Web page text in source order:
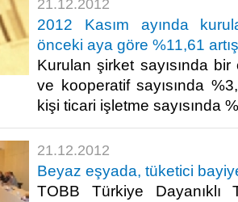
21.12.2012
2012 Kasım ayında
önceki aya göre %11,61
Kurulan şirket sayısında
ve kooperatif sayısında
kişi ticari işletme sayısında
21.12.2012
Beyaz eşyada, tüketici
TOBB Türkiye Dayanıklı